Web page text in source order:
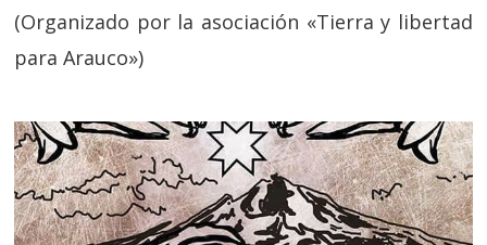
(Organizado por la asociación «Tierra y libertad
para Arauco»)